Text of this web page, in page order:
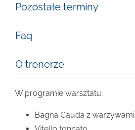
Pozostałe terminy
Faq
O trenerze
W programie warsztatu:
Bagna Cauda z warzywami